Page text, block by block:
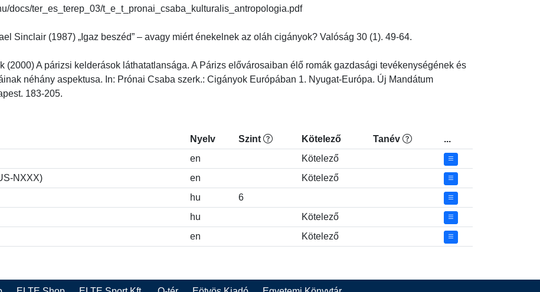
docs/ter_es_terep_03/t_e_t_pronai_csaba_kulturalis_antropologia.pdf
Sinclair (1987) „Igaz beszéd” – avagy miért énekelnek az oláh cigányok? Valóság 30 (1). 49-64.
(2000) A párizsi kelderások láthatatlansága. A Párizs elővárosaiban élő romák gazdasági tevékenységének és
néhány aspektusa. In: Prónai Csaba szerk.: Cigányok Európában 1. Nyugat-Európa. Új Mandátum
183-205.
Nyelv Szint Kötelező Tanév
...
en
Kötelező
NXXX)
en
Kötelező
hu
6
hu
Kötelező
en Kötelező